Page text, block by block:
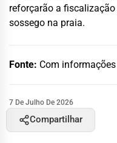
reforçarão a
sossego na praia.
Fonte: Com
7 De Julho De 2026
Compartilhar